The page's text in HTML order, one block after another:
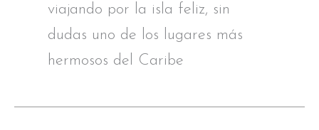
viajando por la isla feliz, sin
dudas uno de los lugares más
hermosos del Caribe